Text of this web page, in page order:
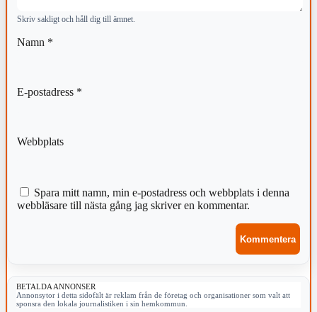
Skriv sakligt och håll dig till ämnet.
Namn *
E-postadress *
Webbplats
Spara mitt namn, min e-postadress och webbplats i denna
webbläsare till nästa gång jag skriver en kommentar.
BETALDA ANNONSER
Annonsytor i detta sidofält är reklam från de företag och organisationer som valt att
sponsra den lokala journalistiken i sin hemkommun.